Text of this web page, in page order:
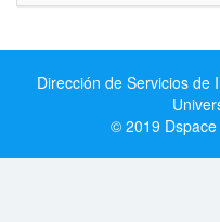
Dirección de Servicios de
© 2019